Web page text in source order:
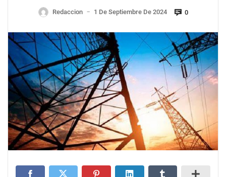
Redaccion — 1 De Septiembre De 2024 0